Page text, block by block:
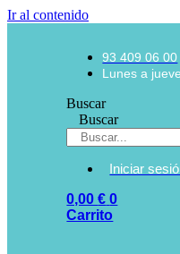
Ir al contenido
93 409 06 00
Lunes a
Buscar
Buscar
Iniciar
0,00€ 0
Carrito